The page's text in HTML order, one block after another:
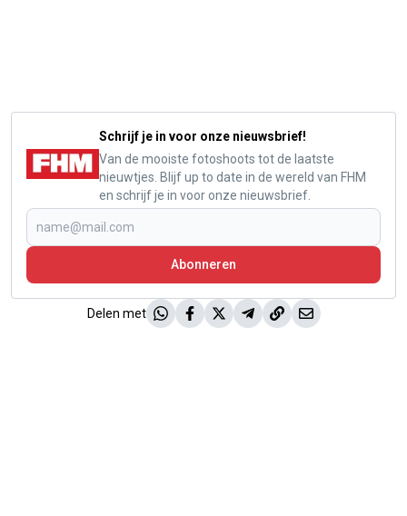
Schrijf je in voor onze nieuwsbrief!
Van de mooiste fotoshoots tot de laatste
nieuwtjes. Blijf up to date in de wereld van FHM
en schrijf je in voor onze nieuwsbrief.
Abonneren
Delen met